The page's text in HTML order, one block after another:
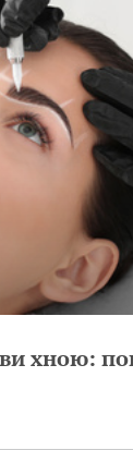
хною: